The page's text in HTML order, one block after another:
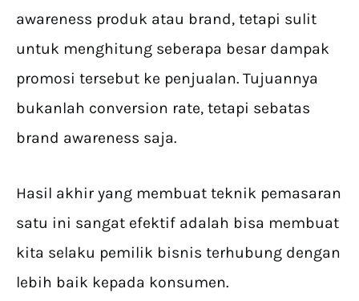
awareness produk atau brand, tetapi sulit
untuk menghitung seberapa besar dampak
promosi tersebut ke penjualan. Tujuannya
bukanlah conversion rate, tetapi sebatas
brand awareness saja.
Hasil akhir yang membuat teknik pemasaran
satu ini sangat efektif adalah bisa membuat
kita selaku pemilik bisnis terhubung dengan
lebih baik kepada konsumen.